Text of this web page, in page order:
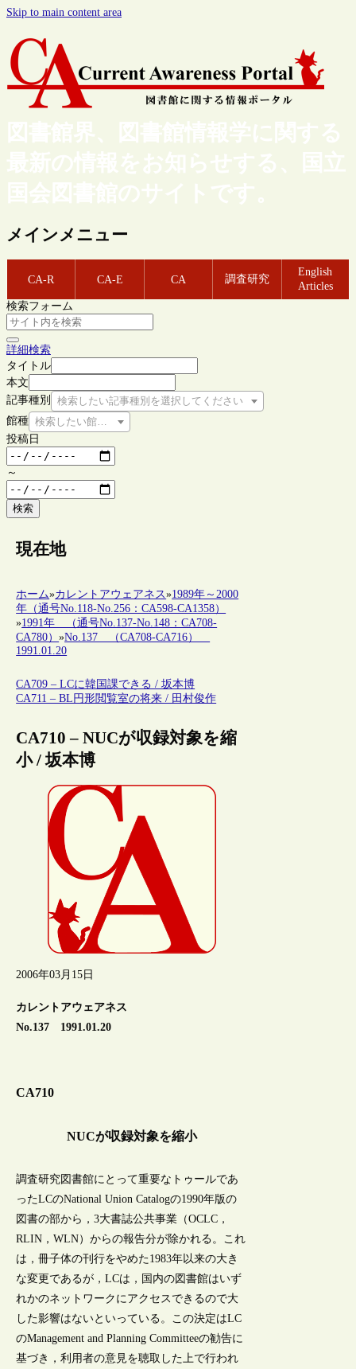
Skip to main content area
図書館界、図書館情報学に関する
最新の情報をお知らせする、国立
国会図書館のサイトです。
メインメニュー
CA-R CA-E CA 調査研究
English
Articles
検索フォーム
詳細検索
タイトル
本文
記事種別
検索したい記事種別を選択してください
館種 検索したい館種を選択してください
投稿日
～
検索
現在地
ホーム»カレントアウェアネス»1989年～2000
年（通号No.118-No.256：CA598-CA1358）
»1991年 （通号No.137-No.148：CA708-
CA780）»No.137 （CA708-CA716）
1991.01.20
CA709 – LCに韓国課できる / 坂本博
CA711 – BL円形閲覧室の将来 / 田村俊作
CA710 – NUCが収録対象を縮
小 / 坂本博
2006年03月15日
カレントアウェアネス
No.137 1991.01.20
CA710
NUCが収録対象を縮小
調査研究図書館にとって重要なトゥールであ
ったLCのNational Union Catalogの1990年版の
図書の部から，3大書誌公共事業（OCLC，
RLIN，WLN）からの報告分が除かれる。これ
は，冊子体の刊行をやめた1983年以来の大き
な変更であるが，LCは，国内の図書館はいず
れかのネットワークにアクセスできるので大
した影響はないといっている。この決定はLC
のManagement and Planning Committeeの勧告に
基づき，利用者の意見を聴取した上で行われ